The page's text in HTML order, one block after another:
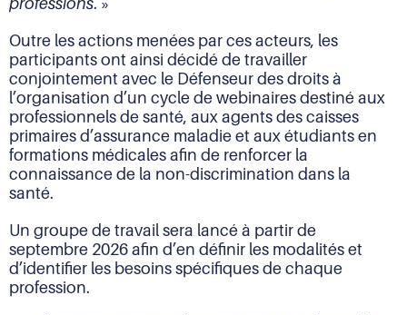
professions. »
Outre les actions menées par ces acteurs, les
participants ont ainsi décidé de travailler
conjointement avec le Défenseur des droits à
l’organisation d’un cycle de webinaires destiné aux
professionnels de santé, aux agents des caisses
primaires d’assurance maladie et aux étudiants en
formations médicales afin de renforcer la
connaissance de la non-discrimination dans la
santé.
Un groupe de travail sera lancé à partir de
septembre 2026 afin d’en définir les modalités et
d’identifier les besoins spécifiques de chaque
profession.